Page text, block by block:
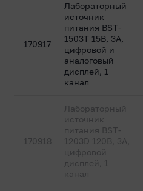
170917
Лабораторный
источник
питания BST-
1503T 15В, 3А,
цифровой и
аналоговый
дисплей, 1
канал
170918
Лабораторный
источник
питания BST-
1203D 120В, 3А,
цифровой
дисплей, 1
канал